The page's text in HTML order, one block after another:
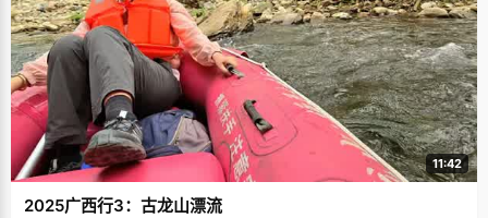
11:42
2025广西行3：古龙山漂流